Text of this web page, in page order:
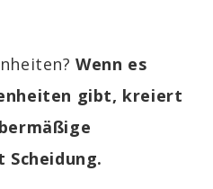
Wenn es
gibt, kreiert